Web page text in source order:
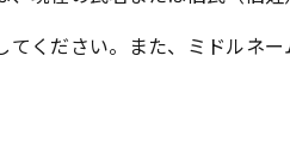
ください。また、ミドルネ